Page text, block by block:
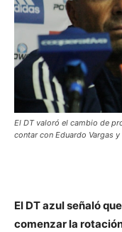
El DT valoró el cambio de
contar con Eduardo Vargas
El DT azul señaló
comenzar la